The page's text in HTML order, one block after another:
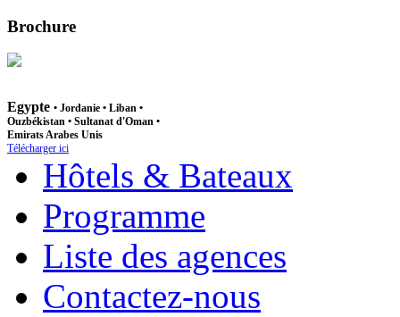
Brochure
Egypte • Jordanie • Liban •
Ouzbékistan • Sultanat d'Oman •
Emirats Arabes Unis
Télécharger ici
Hôtels & Bateaux
Programme
Liste des agences
Contactez-nous